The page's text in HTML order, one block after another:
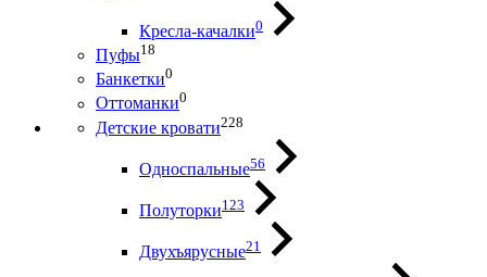
Кресла-качалки0
Пуфы18
Банкетки0
Оттоманки0
Детские кровати228
Односпальные56
Полуторки123
Двухъярусные21